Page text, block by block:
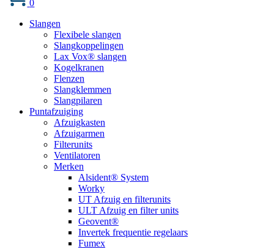
0
Slangen
Flexibele slangen
Slangkoppelingen
Lax Vox® slangen
Kogelkranen
Flenzen
Slangklemmen
Slangpilaren
Puntafzuiging
Afzuigkasten
Afzuigarmen
Filterunits
Ventilatoren
Merken
Alsident® System
Worky
UT Afzuig en filterunits
ULT Afzuig en filter units
Geovent®
Invertek frequentie regelaars
Fumex